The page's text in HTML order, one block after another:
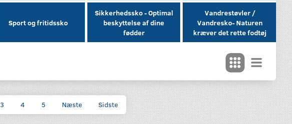
Sport og fritidssko
Sikkerhedssko - Optimal
beskyttelse af dine
fødder
Vandrestøvler /
Vandresko- Naturen
kræver det rette fodtøj
3 4 5 Næste Sidste